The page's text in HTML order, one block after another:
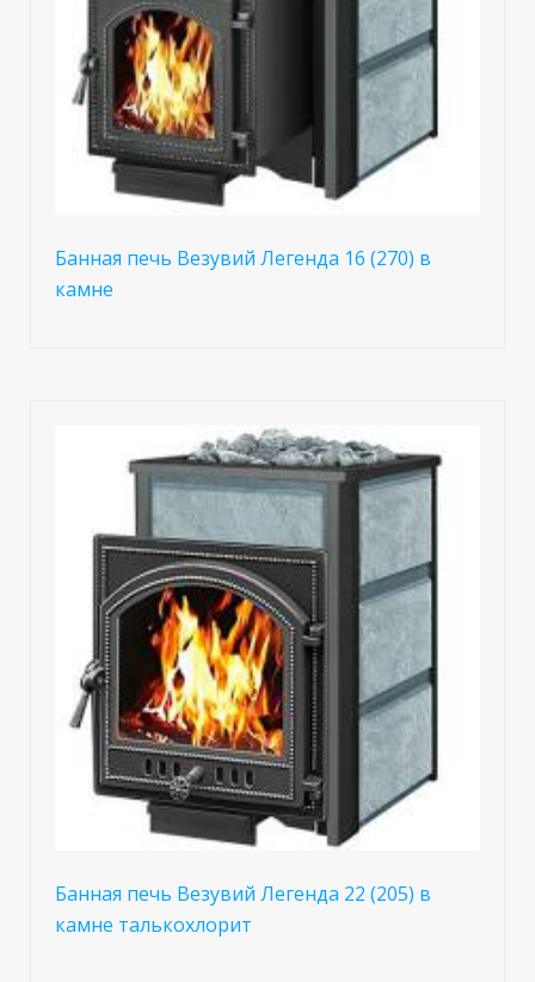
Банная печь Везувий Легенда 16 (270) в
камне
Банная печь Везувий Легенда 22 (205) в
камне талькохлорит